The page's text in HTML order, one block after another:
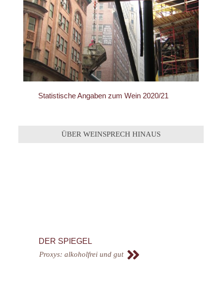
Statistische Angaben zum Wein 2020/21
ÜBER WEINSPRECH HINAUS
DER SPIEGEL
Proxys: alkoholfrei und gut